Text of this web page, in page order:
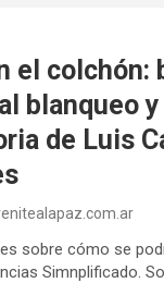
el colchón:
blanqueo y
de Luis
sobre cómo se
Simnplificado.